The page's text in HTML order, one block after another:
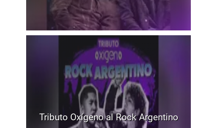
Tributo Oxígeno al Rock Argentino